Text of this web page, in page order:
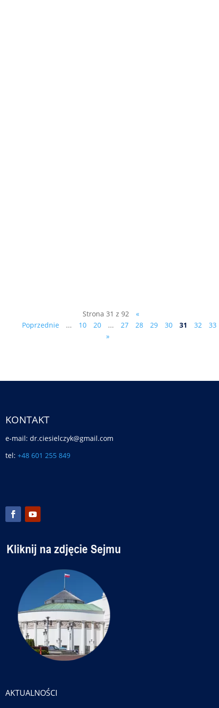
Strona 31 z 92
«
Poprzednie
... 10 20 ... 27 28 29 30 31 32
33
»
KONTAKT
e-mail: dr.ciesielczyk@gmail.com
tel:+48 601 255 849
AKTUALNOŚCI